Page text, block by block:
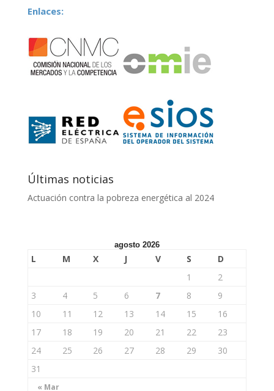
Enlaces:
Últimas noticias
Actuación contra la pobreza energética al 2024
agosto 2026
L M X J V S D
« Mar
1
2
3
4 5 6 7 8
9
10
11 12 13 14 15
16
17
18 19 20 21 22
23
24
25 26 27 28 29
30
31